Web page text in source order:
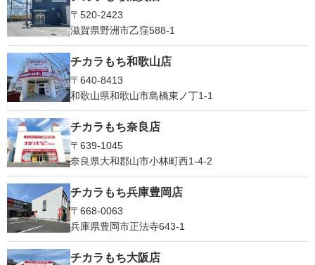
〒520-2423
滋賀県野洲市乙窪588-1
チカラもち和歌山店
〒640-8413
和歌山県和歌山市島橋東ノ丁1-1
チカラもち奈良店
〒639-1045
奈良県大和郡山市小林町西1-4-2
チカラもち兵庫豊岡店
〒668-0063
兵庫県豊岡市正法寺643-1
チカラもち大阪店